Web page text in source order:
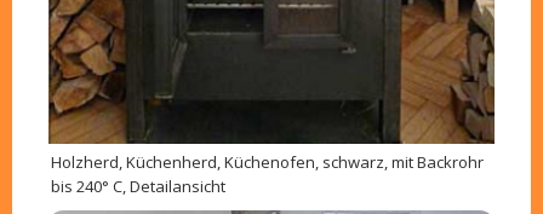
Holzherd, Küchenherd, Küchenofen, schwarz, mit Backrohr
bis 240° C, Detailansicht